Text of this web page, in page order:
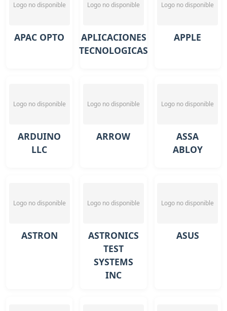
Logo no disponible
APAC OPTO
Logo no disponible
APLICACIONES
TECNOLOGICAS
Logo no disponible
APPLE
Logo no disponible
ARDUINO
LLC
Logo no disponible
ARROW
Logo no disponible
ASSA
ABLOY
Logo no disponible
ASTRON
Logo no disponible
ASTRONICS
TEST
SYSTEMS
INC
Logo no disponible
ASUS